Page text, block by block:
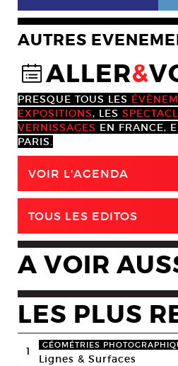
AUTRES
@ALLER&
PRESQUE TOUS LES
EXPOSITIONS, LES
VERNISSAGES EN FRANCE,
PARIS.
VOIR L'AGENDA
TOUS LES EDITOS
A VOIR
LES PLUS
1 GÉOMÉTRIES
Lignes & Surfaces